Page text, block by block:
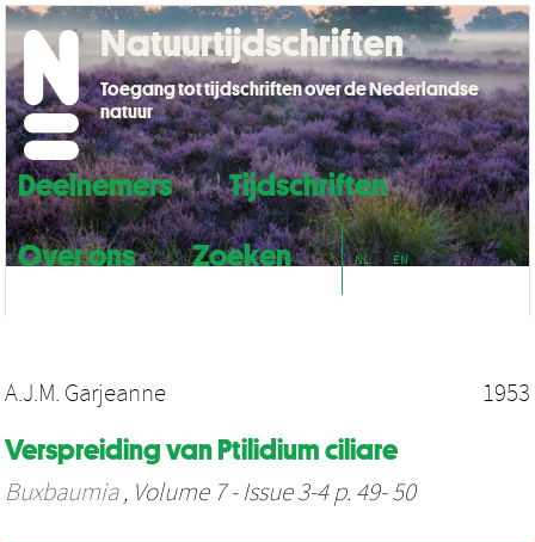
Deelnemers
Tijdschriften
Over ons
Zoeken NL EN
Natuurtijdschriften
Toegang tot tijdschriften over de Nederlandse
natuur
A.J.M. Garjeanne 1953
Verspreiding van Ptilidium ciliare
Buxbaumia, Volume 7 - Issue 3-4 p. 49- 50